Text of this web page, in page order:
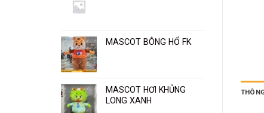
MASCOT BÔNG HỔ FK
MASCOT HƠI KHỦNG
LONG XANH